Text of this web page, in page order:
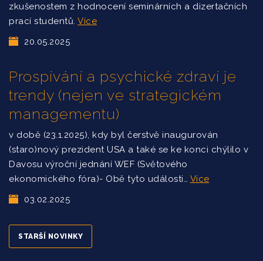
zkušenostem z hodnocení seminárních a dizertačních
prací studentů. Více
20.05.2025
Prospívání a psychické zdraví je
trendy (nejen ve strategickém
managementu)
v době (23.1.2025), kdy byl čerstvě inaugurován
(staro)nový prezident USA a také se ke konci chýlilo v
Davosu výroční jednání WEF (Světového
ekonomického fóra)- Obě tyto události… Více
03.02.2025
STARŠÍ NOVINKY